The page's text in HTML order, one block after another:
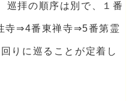
巡拝の順序は別で、１番
寺⇒4番東禅寺⇒5番第霊
りに巡ることが定着し